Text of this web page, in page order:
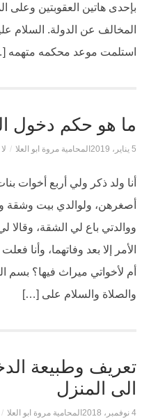
بإحدى هاتين العقوبتين وعلى
المخالف عن الدولة. السلام
استلمت موعد محكمه متهمه
ما هو حكم دخول
5 يناير، 2019 المحامية مروة ابو العلا /
أنا ولد ذكر ولي أربع أخوات
أصغرهن، ولوالدي بيت وشقة
ووالدتي باع لي الشقة، وقالا
الأمر إلا بعد وفاتهما،
أم لأخواتي ميراث فيها؟ بسم
والصلاة والسلام على […]
تعريف وطبيعة
الى المنزل
4 نوفمبر، 2018 المحامية مروة ابو العلا /